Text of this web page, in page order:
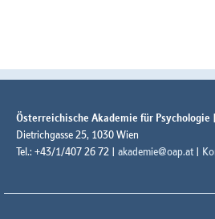
Österreichische Akademie für Psychologie
Dietrichgasse 25, 1030 Wien
Tel.: +43/1/407 26 72 | akademie@oap.at |